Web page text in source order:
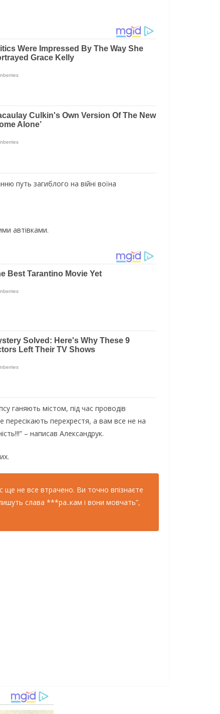
путь загиблого на війні воїна
автівками.
ганяють містом, під час проводів
пересікають перехрестя, а вам все не на
– написав Александрук.
ще не все втрачено. Ви точно впізнаєте
слава ***ра..кам і вони мовчать”,